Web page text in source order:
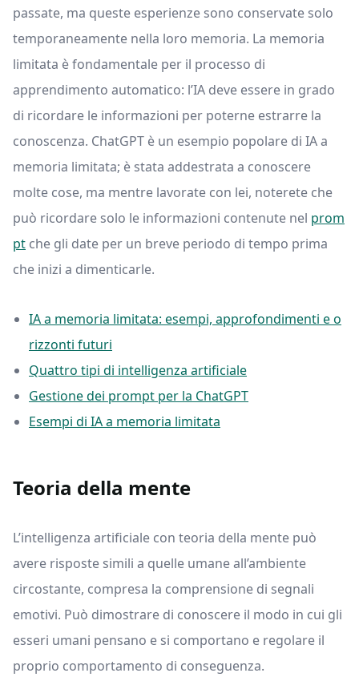
passate, ma queste esperienze sono conservate solo
temporaneamente nella loro memoria. La memoria
limitata è fondamentale per il processo di
apprendimento automatico: l’IA deve essere in grado
di ricordare le informazioni per poterne estrarre la
conoscenza. ChatGPT è un esempio popolare di IA a
memoria limitata; è stata addestrata a conoscere
molte cose, ma mentre lavorate con lei, noterete che
può ricordare solo le informazioni contenute nel prom
pt che gli date per un breve periodo di tempo prima
che inizi a dimenticarle.
IA a memoria limitata: esempi, approfondimenti e o
rizzonti futuri
Quattro tipi di intelligenza artificiale
Gestione dei prompt per la ChatGPT
Esempi di IA a memoria limitata
Teoria della mente
L’intelligenza artificiale con teoria della mente può
avere risposte simili a quelle umane all’ambiente
circostante, compresa la comprensione di segnali
emotivi. Può dimostrare di conoscere il modo in cui gli
esseri umani pensano e si comportano e regolare il
proprio comportamento di conseguenza.